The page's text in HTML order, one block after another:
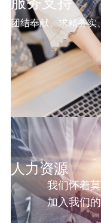
团结奉献、求精务
人力资源
我们怀着
加入我们